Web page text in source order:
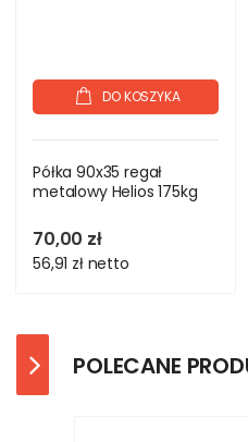
DO KOSZYKA
Półka 90x35 regał
metalowy Helios 175kg
70,00 zł
56,91 zł netto
POLECANE